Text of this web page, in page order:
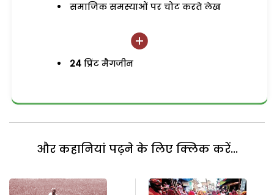
समाजिक समस्याओं पर चोट करते लेख
24 प्रिंट मैगजीन
और कहानियां पढ़ने के लिए क्लिक करें...